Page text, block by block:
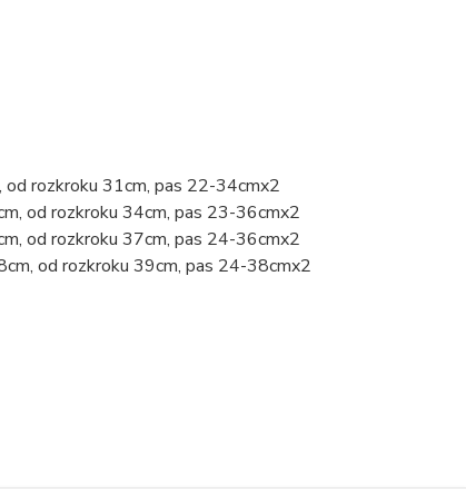
rozkroku 31cm, pas 22-34cmx2
od rozkroku 34cm, pas 23-36cmx2
od rozkroku 37cm, pas 24-36cmx2
od rozkroku 39cm, pas 24-38cmx2